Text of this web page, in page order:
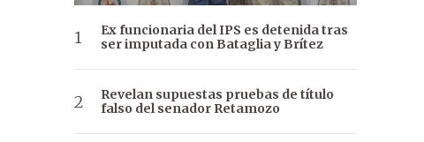
Ex funcionaria del IPS es detenida tras
ser imputada con Bataglia y Brítez
Revelan supuestas pruebas de título
falso del senador Retamozo